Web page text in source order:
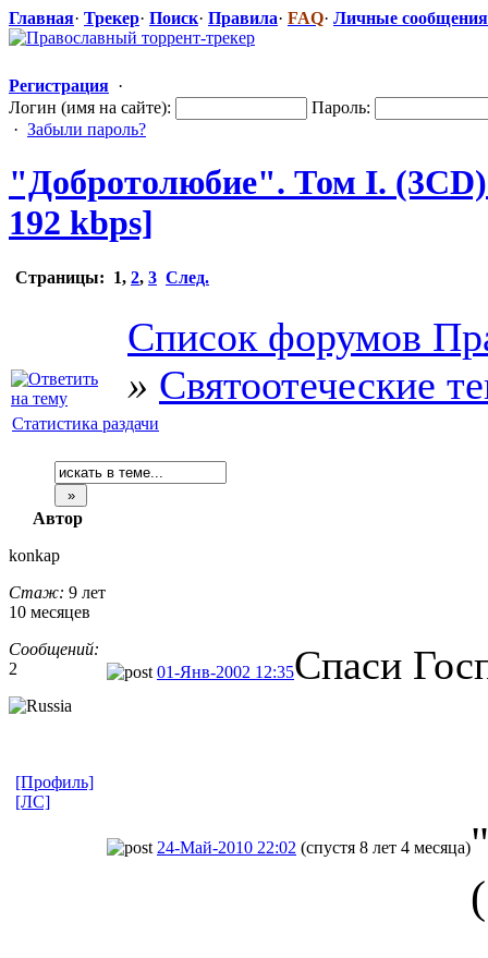
Главная· Трекер· Поиск· Правила· FAQ· Личные сообщения
Регистрация ·
Логин (имя на сайте):
Пароль:
· Забыли пароль?
"Доброто​любие". Том I.
192 kbps]
Страницы: 1, 2, 3 След.
Список форумов
» Святоотеческие
Статистика раздачи
Автор
konkap
Стаж: 9 лет
10 месяцев
Сообщений:
2
01-Янв-2002 12:35Спаси
[Профиль]
[ЛС]
24-Май-2010 22:02 (спустя 8 лет 4 месяца)